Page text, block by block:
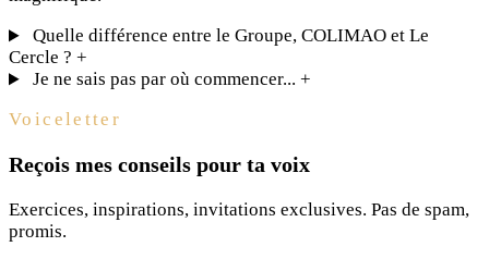
Quelle différence entre le Groupe, COLIMAO et Le
Cercle ? +
Je ne sais pas par où commencer...+
Voiceletter
Reçois mes conseils pour ta voix
Exercices, inspirations, invitations exclusives. Pas de spam,
promis.